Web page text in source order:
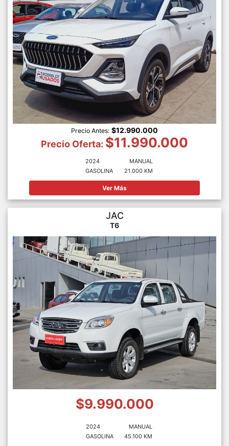
Precio Antes: $12.990.000
Precio Oferta: $11.990.000
2024
GASOLINA
MANUAL
21.000 KM
Ver Más
JAC
T6
$9.990.000
2024
GASOLINA
MANUAL
45.100 KM